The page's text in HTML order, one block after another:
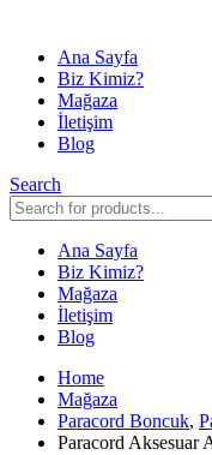
Ana Sayfa
Biz Kimiz?
Mağaza
İletişim
Blog
Search
Ana Sayfa
Biz Kimiz?
Mağaza
İletişim
Blog
Home
Mağaza
Paracord Boncuk,
Paracord Aksesuar